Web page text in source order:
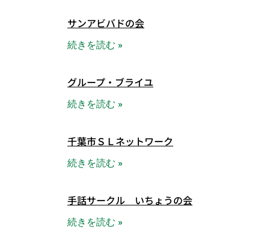
サンアビバドの会
続きを読む »
グループ・ブライユ
続きを読む »
千葉市ＳＬネットワーク
続きを読む »
手話サークル いちょうの会
続きを読む »